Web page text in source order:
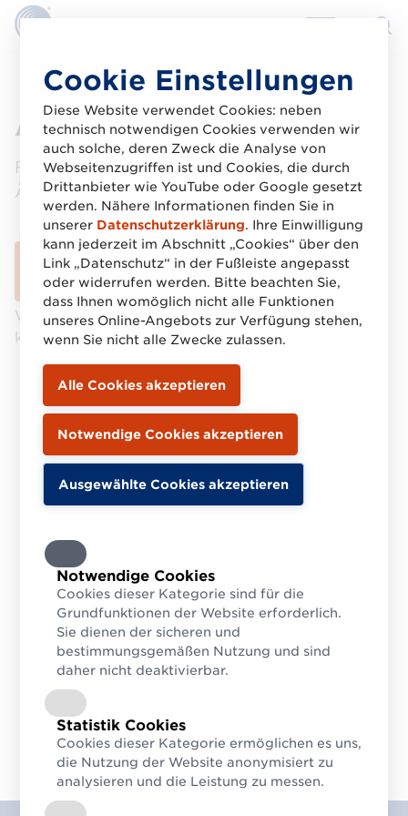
Inhalt
Änderungen Firmendaten
Formular für
Änderungen Ihrer Firmendaten
Download gestartet
Wenn der Download nicht automatisch startet,
klicken Sie bitte auf den Download-Button.
Cookie Einstellungen
Diese Website verwendet Cookies: neben
technisch notwendigen Cookies verwenden wir
auch solche, deren Zweck die Analyse von
Webseitenzugriffen ist und Cookies, die durch
Drittanbieter wie YouTube oder Google gesetzt
werden. Nähere Informationen finden Sie in
unserer Datenschutzerklärung. Ihre Einwilligung
kann jederzeit im Abschnitt „Cookies“ über den
Link „Datenschutz“ in der Fußleiste angepasst
oder widerrufen werden. Bitte beachten Sie,
dass Ihnen womöglich nicht alle Funktionen
unseres Online-Angebots zur Verfügung stehen,
wenn Sie nicht alle Zwecke zulassen.
Notwendige Cookies
Cookies dieser Kategorie sind für die
Grundfunktionen der Website erforderlich.
Sie dienen der sicheren und
bestimmungsgemäßen Nutzung und sind
daher nicht deaktivierbar.
Statistik Cookies
Cookies dieser Kategorie ermöglichen es uns,
die Nutzung der Website anonymisiert zu
analysieren und die Leistung zu messen.